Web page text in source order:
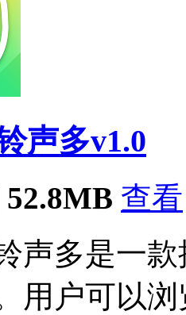
声多v1.0
52.8MB 查看
声多是一
用户可以